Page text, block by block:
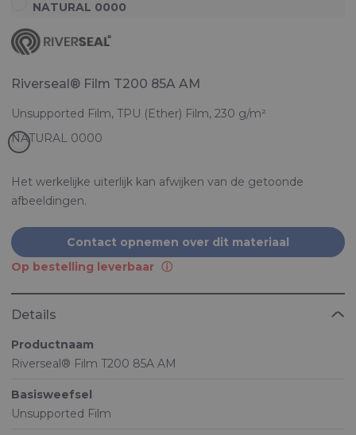
NATURAL 0000
Riverseal® Film T200 85A AM
Unsupported Film, TPU (Ether) Film, 230 g/m²
Het werkelijke uiterlijk kan afwijken van de getoonde
afbeeldingen.
Contact opnemen over dit materiaal
Op bestelling leverbaar
Details
Productnaam
Riverseal® Film T200 85A AM
Basisweefsel
Unsupported Film